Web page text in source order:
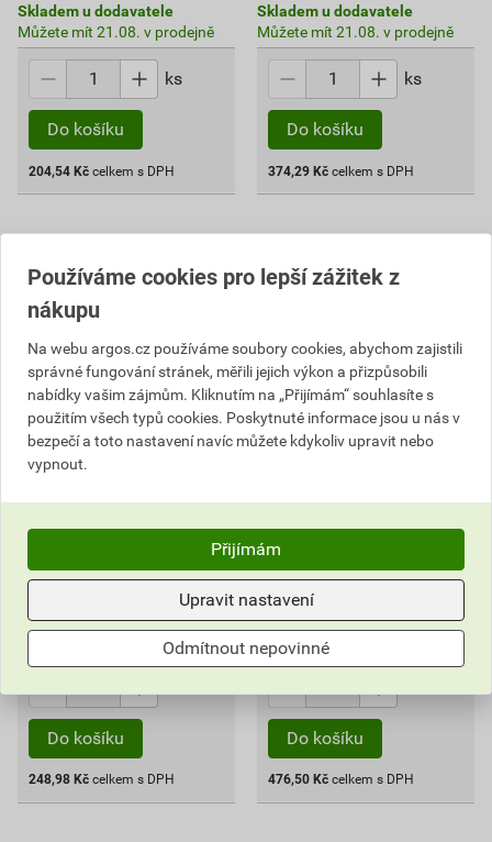
Skladem u dodavatele
Můžete mít 21.08. v prodejně
ks
Do košíku
204,54 Kč celkem s DPH
Skladem u dodavatele
Můžete mít 21.08. v prodejně
ks
Do košíku
374,29 Kč celkem s DPH
Čidlo pohybové GREENLUX
senzor 11, bílá
338,61 Kč
cena za ks s DPH
Skladem u dodavatele
Můžete mít 21.08. v prodejně
Do košíku
248,98 Kč celkem s DPH
senzor 16 B
648,37 Kč
476
cena za ks s DPH
Skladem u dodavatele
Můžete mít 21.08. v prodejně
Do košíku
476,50 Kč celkem s DPH
Používáme cookies pro lepší zážitek z
nákupu
Na webu argos.cz používáme soubory cookies, abychom zajistili
správné fungování stránek, měřili jejich výkon a přizpůsobili
nabídky vašim zájmům. Kliknutím na „Přijímám“ souhlasíte s
použitím všech typů cookies. Poskytnuté informace jsou u nás v
bezpečí a toto nastavení navíc můžete kdykoliv upravit nebo
vypnout.
Přijímám
Upravit nastavení
Odmítnout nepovinné